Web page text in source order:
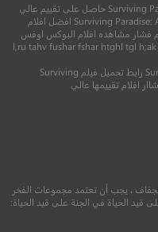
6.7
فلم قيد الحياة: قصة عائلية Surviving Paradise: A Family Tale حاصل على تقييم عالي
8.3 وفلم مشهور في عام 2022 , فلم Surviving Paradise: A Family Tale افضل افلام
فشار مشاهده افلام البوكس اوفس
وشباك التذاكر الامريكي فشار , افلام بوكس اوفس l,ru tahv fushar fshar htghl tgl h;ak
روابط تحميل فلم Surviving Paradise: A Family Tale رابط تحميل فيلم Surviving
، يجب أن تعتمد مجموعات الفخر
قيد الحياة في الجنة على قيد الحياة: